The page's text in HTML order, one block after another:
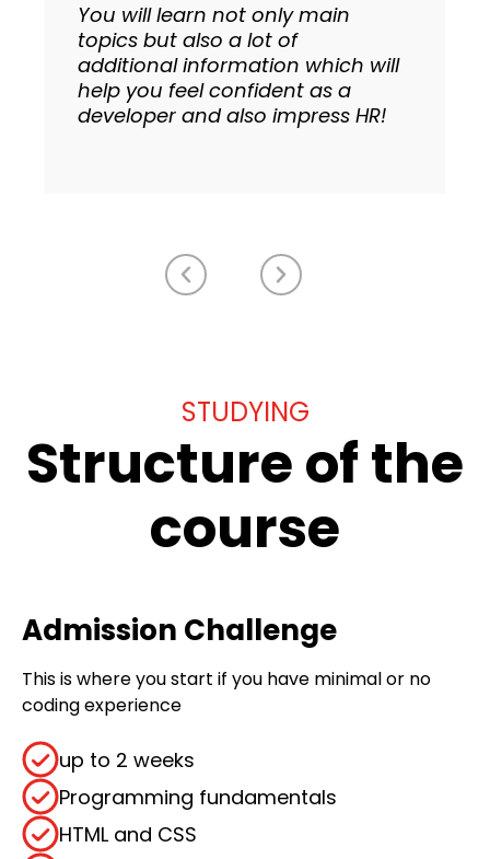
You will learn not only main
topics but also a lot of
additional information which will
help you feel confident as a
developer and also impress HR!
STUDYING
Structure of the
course
Admission Challenge
This is where you start if you have minimal or no
coding experience
up to 2 weeks
Programming fundamentals
HTML and CSS